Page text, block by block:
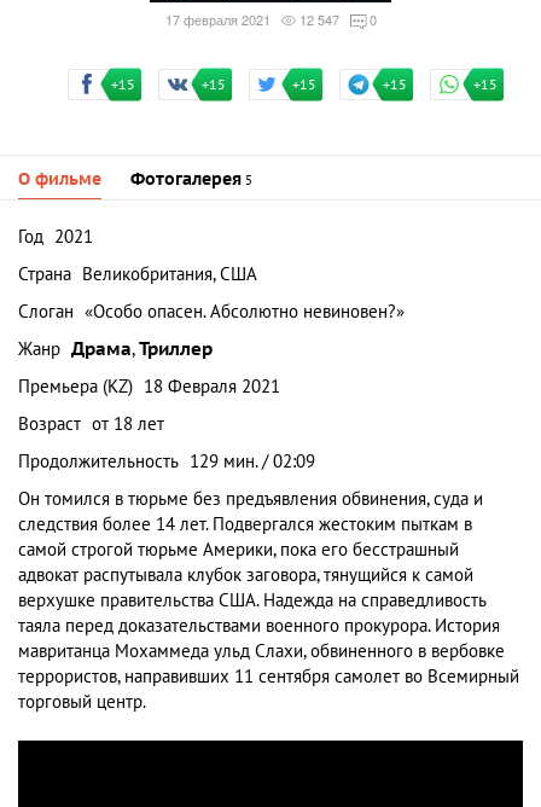
17 февраля 2021 12 547 0
+15 +15 +15 +15 +15
О фильме Фотогалерея 5
Год 2021
Страна Великобритания, США
Слоган «Особо опасен. Абсолютно невиновен?»
Жанр Драма,Триллер
Премьера (KZ) 18 Февраля 2021
Возраст от 18 лет
Продолжительность 129 мин. / 02:09
Он томился в тюрьме без предъявления обвинения, суда и
следствия более 14 лет. Подвергался жестоким пыткам в
самой строгой тюрьме Америки, пока его бесстрашный
адвокат распутывала клубок заговора, тянущийся к самой
верхушке правительства США. Надежда на справедливость
таяла перед доказательствами военного прокурора. История
мавританца Мохаммеда ульд Слахи, обвиненного в вербовке
террористов, направивших 11 сентября самолет во Всемирный
торговый центр.